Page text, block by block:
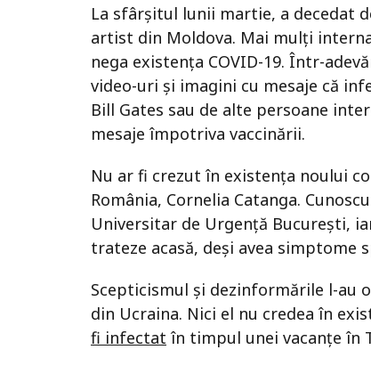
La sfârșitul lunii martie, a decedat
artist din Moldova. Mai mulți
nega existența COVID-19. Într-
video-uri și imagini cu mesaje că
Bill Gates sau de alte persoane
mesaje împotriva vaccinării.
Nu ar fi crezut în existența noului
România, Cornelia Catanga.
Universitar de Urgență București,
trateze acasă, deși avea simptome
Scepticismul și dezinformările l-au
din Ucraina. Nici el nu credea în
fi infectat în timpul unei vacanțe în